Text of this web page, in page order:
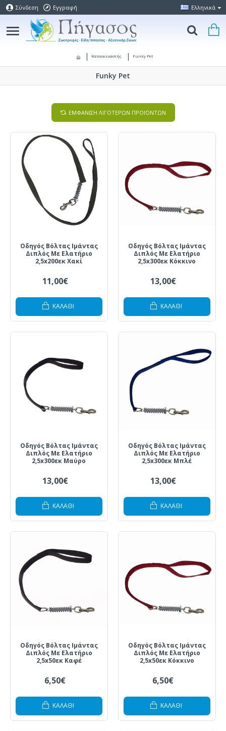
Σύνδεση Εγγραφή Ελληνικά
Κατασκευαστής Funky Pet
Funky Pet
ΕΜΦΑΝΙΣΗ ΛΙΓΟΤΕΡΩΝ ΠΡΟΪΟΝΤΩΝ
Οδηγός Βόλτας Ιμάντας
Διπλός Με Ελατήριο
2,5x200εκ Χακί
11,00€
ΚΑΛΆΘΙ
Οδηγός Βόλτας Ιμάντας
Διπλός Με Ελατήριο
2,5x300εκ Κόκκινο
13,00€
ΚΑΛΆΘΙ
Οδηγός Βόλτας Ιμάντας
Διπλός Με Ελατήριο
2,5x300εκ Μαύρο
13,00€
ΚΑΛΆΘΙ
Οδηγός Βόλτας Ιμάντας
Διπλός Με Ελατήριο
2,5x300εκ Μπλέ
13,00€
ΚΑΛΆΘΙ
Οδηγός Βόλτας Ιμάντας
Διπλός Με Ελατήριο
2,5x50εκ Καφέ
6,50€
ΚΑΛΆΘΙ
Οδηγός Βόλτας Ιμάντας
Διπλός Με Ελατήριο
2,5x50εκ Κόκκινο
6,50€
ΚΑΛΆΘΙ